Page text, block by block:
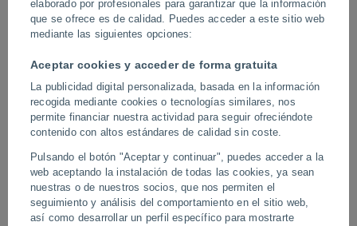
elaborado por profesionales para garantizar que la información
que se ofrece es de calidad. Puedes acceder a este sitio web
mediante las siguientes opciones:
Aceptar cookies y acceder de forma gratuita
La publicidad digital personalizada, basada en la información
recogida mediante cookies o tecnologías similares, nos
permite financiar nuestra actividad para seguir ofreciéndote
contenido con altos estándares de calidad sin coste.
Pulsando el botón "Aceptar y continuar", puedes acceder a la
web aceptando la instalación de todas las cookies, ya sean
nuestras o de nuestros socios, que nos permiten el
seguimiento y análisis del comportamiento en el sitio web,
así como desarrollar un perfil específico para mostrarte
Fuertes vientos en China
Estos fenómenos meteorológicos se generan cuando el aire frío
de la tormenta desciende rápidamente y se expande de forma
horizontal al chocar contra el suelo, alcanzando velocidades
destructivas.